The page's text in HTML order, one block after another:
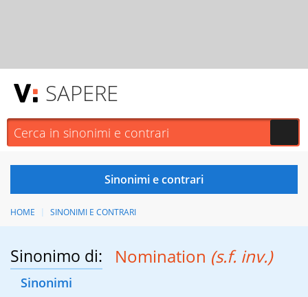
SAPERE
HOME SINONIMI E CONTRARI
Sinonimo di: Nomination (s.f. inv.)
Sinonimi